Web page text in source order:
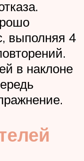
выполняя 4
в наклоне